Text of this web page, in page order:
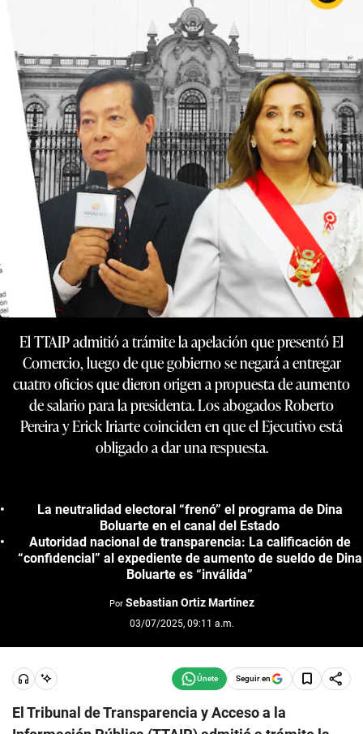
El TTAIP admitió a trámite la apelación que presentó El
Comercio, luego de que gobierno se negará a entregar
cuatro oficios que dieron origen a propuesta de aumento
de salario para la presidenta. Los abogados Roberto
Pereira y Erick Iriarte coinciden en que el Ejecutivo está
obligado a dar una respuesta.
La neutralidad electoral “frenó” el programa de Dina
Boluarte en el canal del Estado
Autoridad nacional de transparencia: La calificación de
“confidencial” al expediente de aumento de sueldo de Dina
Boluarte es “inválida”
Por Sebastian Ortiz Martínez
03/07/2025, 09:11 a.m.
Seguir en
El Tribunal de Transparencia y Acceso a la